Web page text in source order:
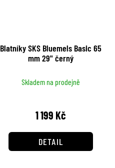
Blatníky SKS Bluemels Basic 65
mm 29" černý
Skladem na prodejně
1 199 Kč
DETAIL